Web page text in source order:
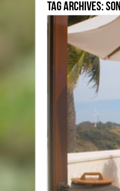
Tag Archives: